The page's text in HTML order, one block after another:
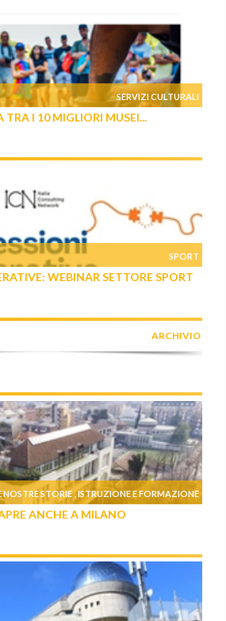
SERVIZI CULTURALI
TRA I 10 MIGLIORI MUSEI...
SPORT
WEBINAR SETTORE SPORT
ARCHIVIO
NOSTRE STORIE ,ISTRUZIONE E FORMAZIONE
ANCHE A MILANO